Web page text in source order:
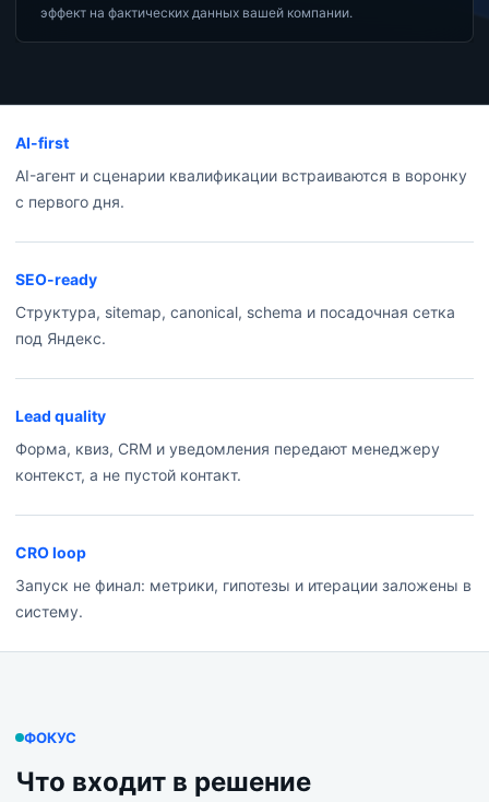
эффект на фактических данных вашей компании.
AI-first
AI-агент и сценарии квалификации встраиваются в воронку
с первого дня.
SEO-ready
Структура, sitemap, canonical, schema и посадочная сетка
под Яндекс.
Lead quality
Форма, квиз, CRM и уведомления передают менеджеру
контекст, а не пустой контакт.
CRO loop
Запуск не финал: метрики, гипотезы и итерации заложены в
систему.
ФОКУС
Что входит в решение